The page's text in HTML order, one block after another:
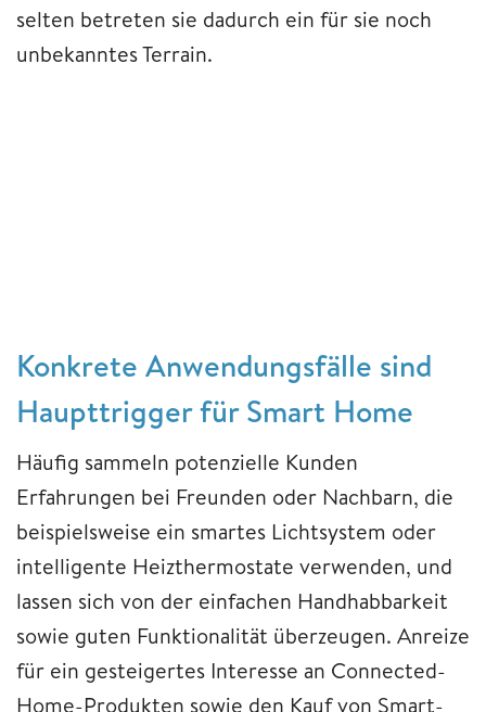
selten betreten sie dadurch ein für sie noch
unbekanntes Terrain.
Konkrete Anwendungsfälle sind
Haupttrigger für Smart Home
Häufig sammeln potenzielle Kunden
Erfahrungen bei Freunden oder Nachbarn, die
beispielsweise ein smartes Lichtsystem oder
intelligente Heizthermostate verwenden, und
lassen sich von der einfachen Handhabbarkeit
sowie guten Funktionalität überzeugen. Anreize
für ein gesteigertes Interesse an Connected-
Home-Produkten sowie den Kauf von Smart-